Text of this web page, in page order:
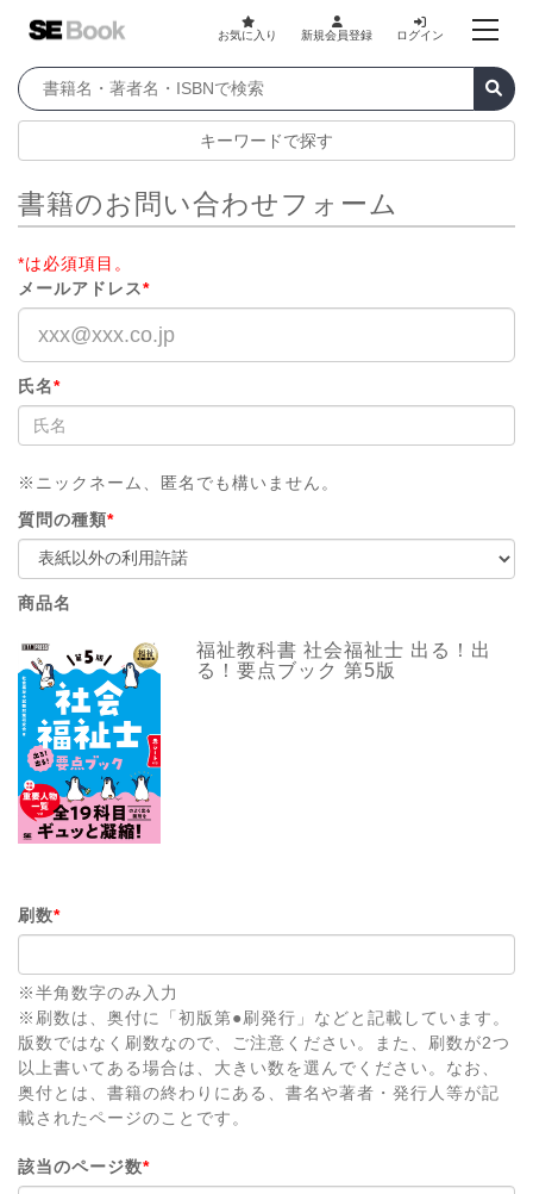
お気に入り 新規会員登録 ログイン
キーワードで探す
書籍のお問い合わせフォーム
*は必須項目。
メールアドレス*
氏名*
※ニックネーム、匿名でも構いません。
質問の種類*
商品名
福祉教科書 社会福祉士 出る！出
る！要点ブック 第5版
刷数*
※半角数字のみ入力
※刷数は、奥付に「初版第●刷発行」などと記載しています。
版数ではなく刷数なので、ご注意ください。また、刷数が2つ
以上書いてある場合は、大きい数を選んでください。なお、
奥付とは、書籍の終わりにある、書名や著者・発行人等が記
載されたページのことです。
該当のページ数*